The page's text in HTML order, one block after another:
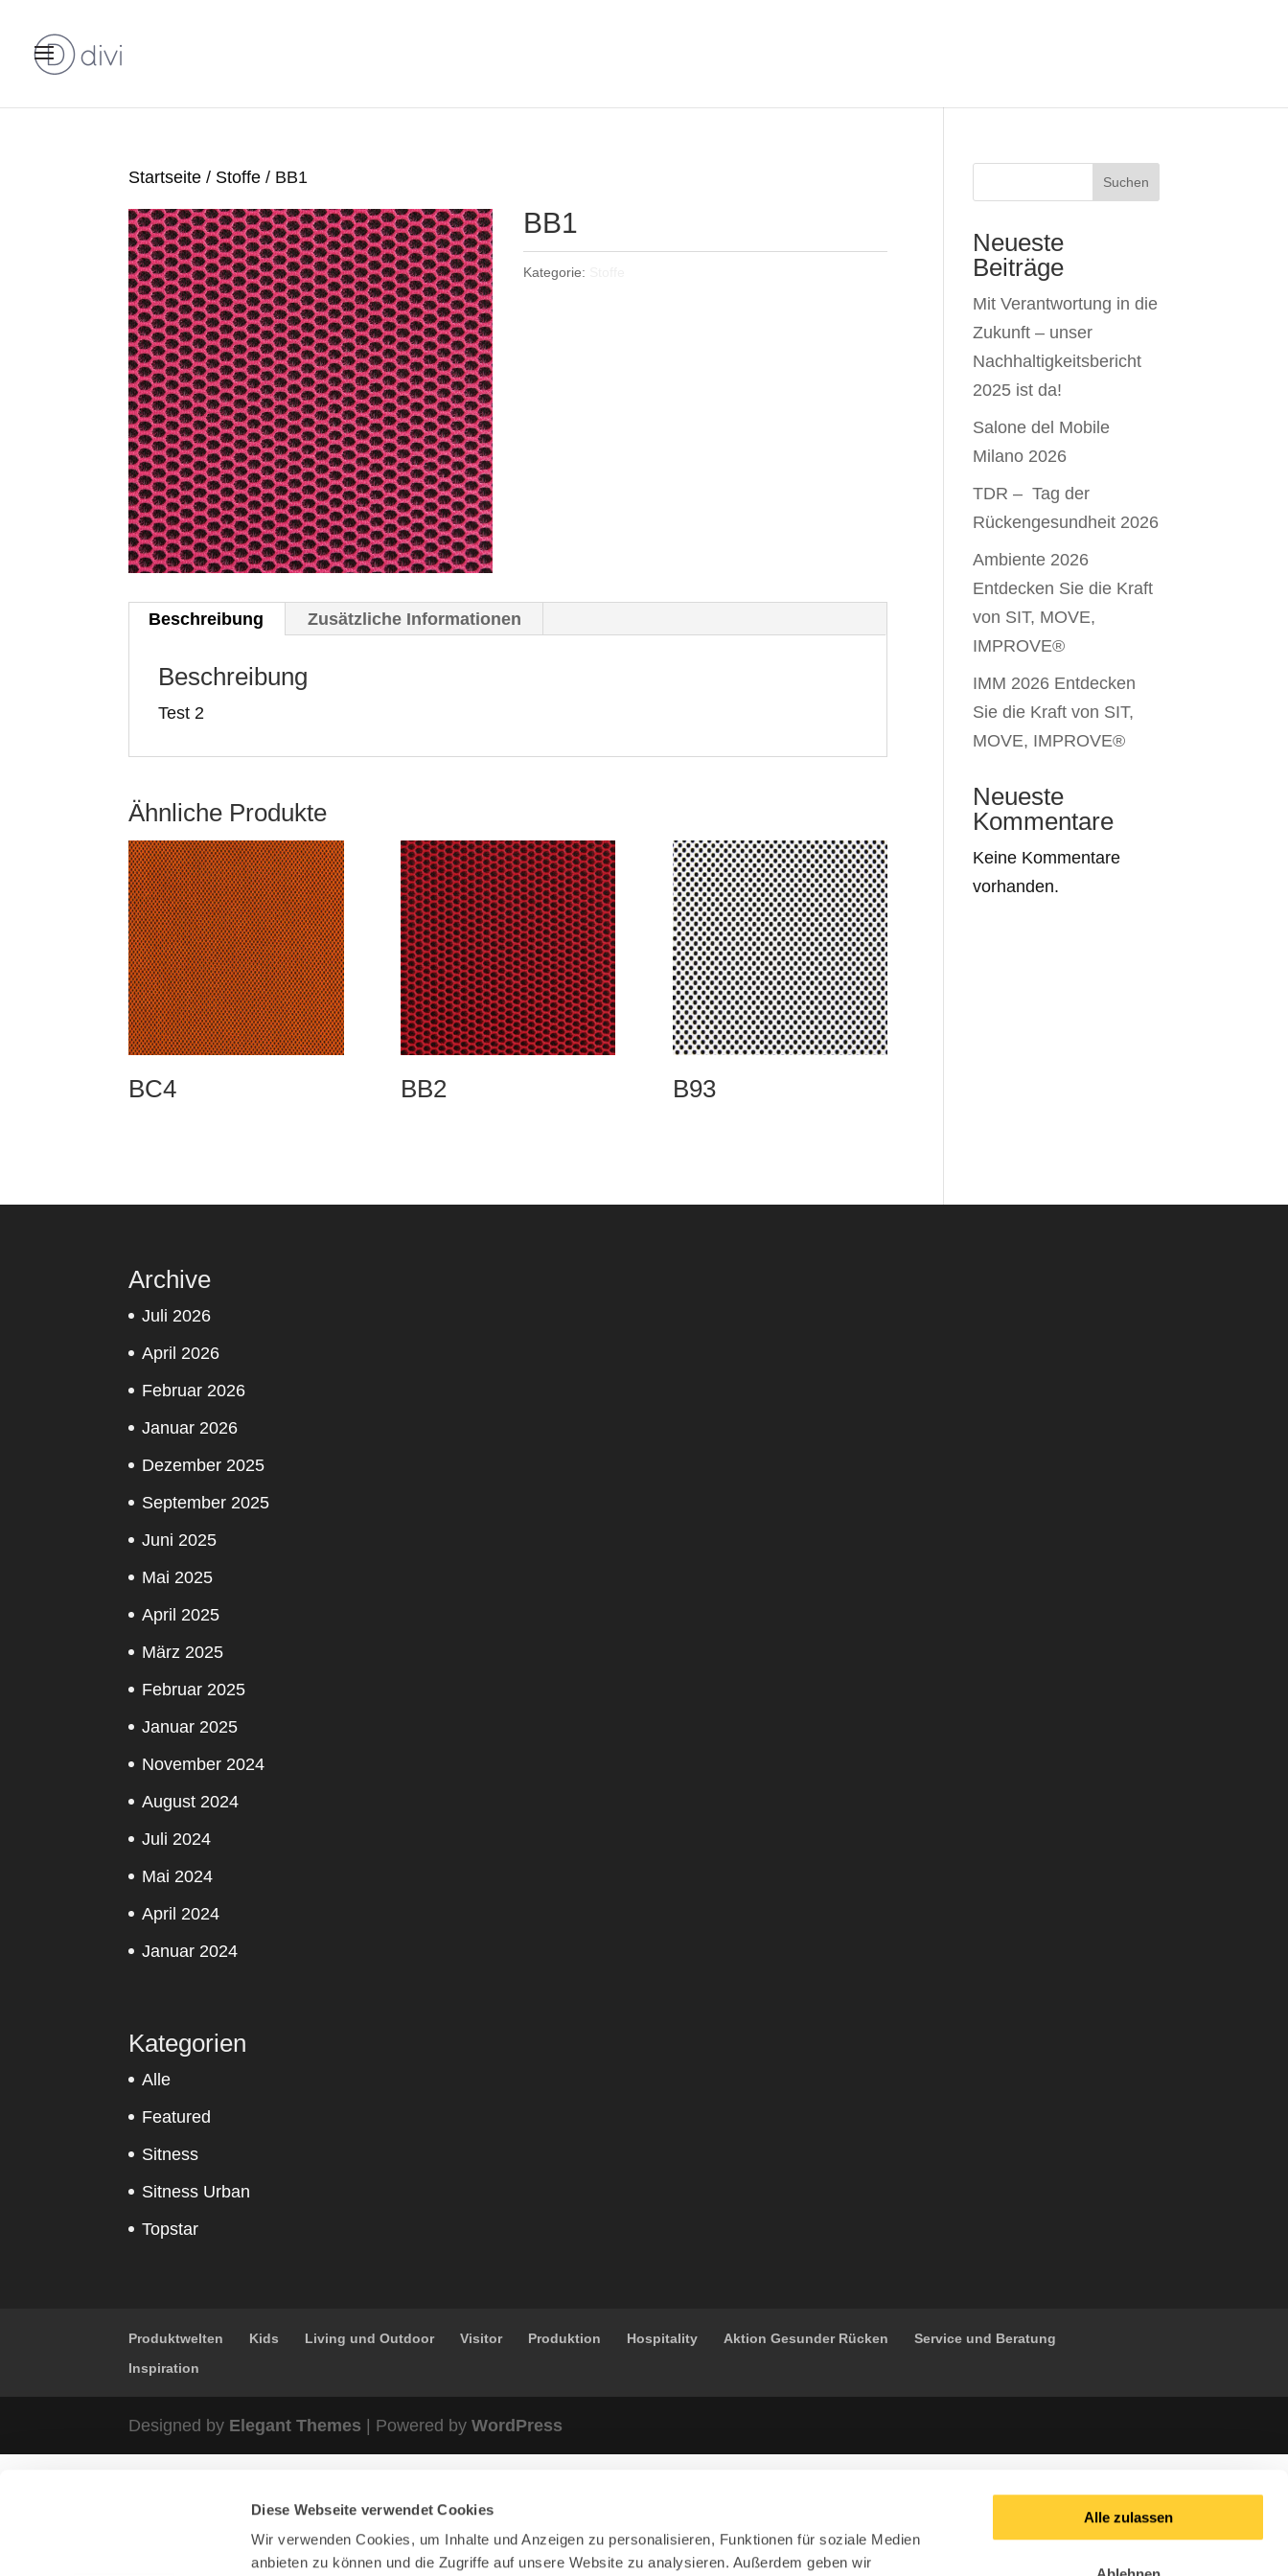
Diese Webseite verwendet Cookies
Wir verwenden Cookies, um Inhalte und Anzeigen zu personalisieren, Funktionen für soziale Medien
anbieten zu können und die Zugriffe auf unsere Website zu analysieren. Außerdem geben wir
Alle zulassen
Startseite / Stoffe / BB1
BB1
Kategorie:
Beschreibung Zusätzliche Informationen
Beschreibung
Test 2
Ähnliche Produkte
BC4 BB2 B93
Suchen
Neueste
Beiträge
Mit Verantwortung in die
Zukunft – unser
Nachhaltigkeitsbericht
2025 ist da!
Salone del Mobile
Milano 2026
TDR – Tag der
Rückengesundheit 2026
Ambiente 2026
Entdecken Sie die Kraft
von SIT, MOVE,
IMPROVE®
IMM 2026 Entdecken
Sie die Kraft von SIT,
MOVE, IMPROVE®
Neueste
Kommentare
Keine Kommentare
vorhanden.
Archive
Juli 2026
April 2026
Februar 2026
Januar 2026
Dezember 2025
September 2025
Juni 2025
Mai 2025
April 2025
März 2025
Februar 2025
Januar 2025
November 2024
August 2024
Juli 2024
Mai 2024
April 2024
Januar 2024
Kategorien
Alle
Featured
Sitness
Sitness Urban
Topstar
Produktwelten Kids Living und Outdoor Visitor Produktion Hospitality Aktion Gesunder Rücken
Service und Beratung
Inspiration
Designed by Elegant Themes | Powered byWordPress